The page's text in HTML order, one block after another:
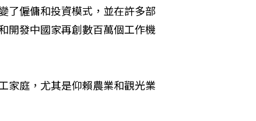
了僱傭和投資模式，並在許多部
開發中國家再創數百萬個工作機
家庭，尤其是仰賴農業和觀光業